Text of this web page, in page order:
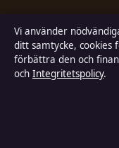
Vi använder
ditt samtycke, cookies
förbättra den och
och Integritetspolicy.